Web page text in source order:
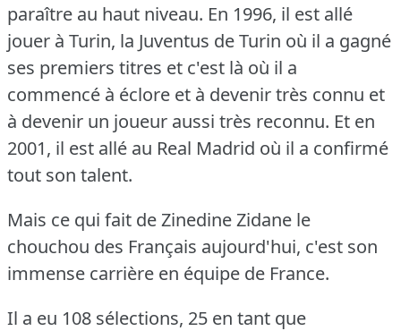
paraître au haut niveau. En 1996, il est allé
jouer à Turin, la Juventus de Turin où il a gagné
ses premiers titres et c'est là où il a
commencé à éclore et à devenir très connu et
à devenir un joueur aussi très reconnu. Et en
2001, il est allé au Real Madrid où il a confirmé
tout son talent.
Mais ce qui fait de Zinedine Zidane le
chouchou des Français aujourd'hui, c'est son
immense carrière en équipe de France.
Il a eu 108 sélections, 25 en tant que